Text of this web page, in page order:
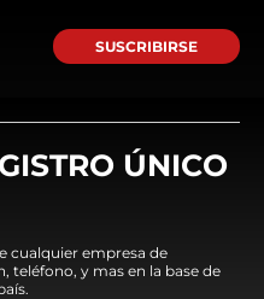
SUSCRIBIRSE
ÚNICO
cualquier empresa de
teléfono, y mas en la base de